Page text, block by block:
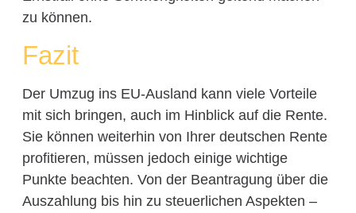
zu können.
Fazit
Der Umzug ins EU-Ausland kann viele Vorteile
mit sich bringen, auch im Hinblick auf die Rente.
Sie können weiterhin von Ihrer deutschen Rente
profitieren, müssen jedoch einige wichtige
Punkte beachten. Von der Beantragung über die
Auszahlung bis hin zu steuerlichen Aspekten –